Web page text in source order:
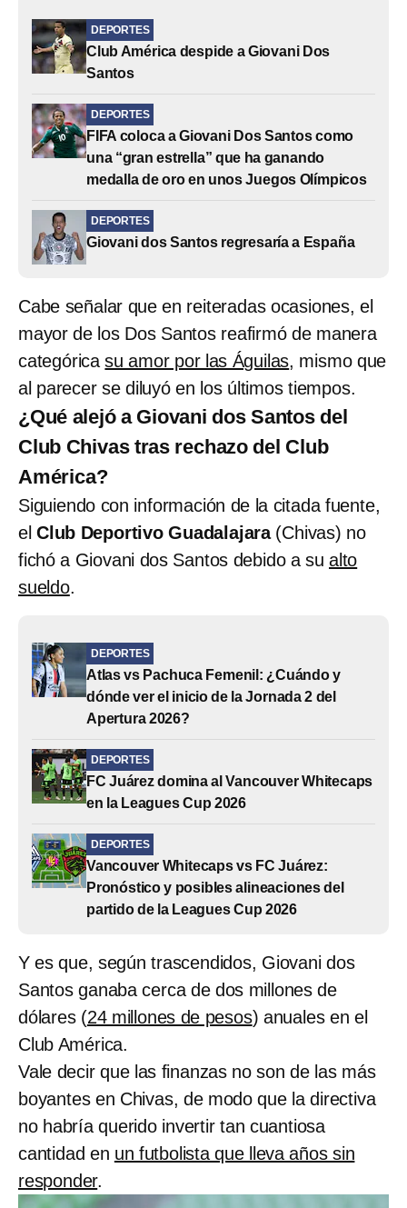
DEPORTES
Club América despide a Giovani Dos
Santos
DEPORTES
FIFA coloca a Giovani Dos Santos como
una “gran estrella” que ha ganando
medalla de oro en unos Juegos Olímpicos
DEPORTES
Giovani dos Santos regresaría a España
Cabe señalar que en reiteradas ocasiones, el
mayor de los Dos Santos reafirmó de manera
categóricasu amor por las Águilas, mismo que
al parecer se diluyó en los últimos tiempos.
¿Qué alejó a Giovani dos Santos del
Club Chivas tras rechazo del Club
América?
Siguiendo con información de la citada fuente,
el Club Deportivo Guadalajara(Chivas) no
fichó a Giovani dos Santos debido a su alto
sueldo.
DEPORTES
Atlas vs Pachuca Femenil: ¿Cuándo y
dónde ver el inicio de la Jornada 2 del
Apertura 2026?
DEPORTES
FC Juárez domina al Vancouver Whitecaps
en la Leagues Cup 2026
DEPORTES
Vancouver Whitecaps vs FC Juárez:
Pronóstico y posibles alineaciones del
partido de la Leagues Cup 2026
Y es que, según trascendidos, Giovani dos
Santos ganaba cerca de dos millones de
dólares (24 millones de pesos) anuales en el
Club América.
Vale decir que las finanzas no son de las más
boyantes en Chivas, de modo que la directiva
no habría querido invertir tan cuantiosa
cantidad en un futbolista que lleva años sin
responder.